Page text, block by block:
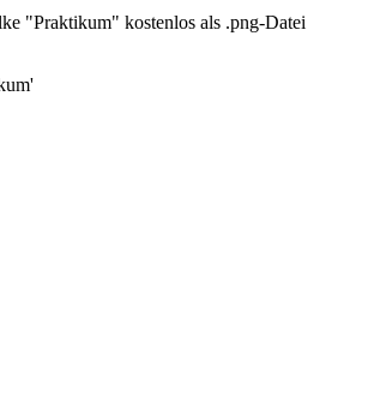
"Praktikum" kostenlos als .png-Datei